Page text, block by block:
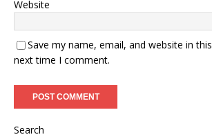
Website
Save my name, email, and website in
next time I comment.
Search